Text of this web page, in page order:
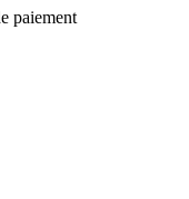
paiement